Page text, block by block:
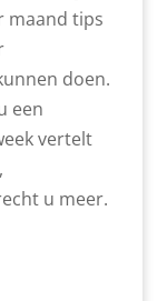
maand tips
doen.
een
vertelt
u meer.